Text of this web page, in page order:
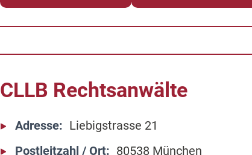
CLLB Rechtsanwälte
Adresse
Liebigstrasse 21
Postleitzahl / Ort
80538 München